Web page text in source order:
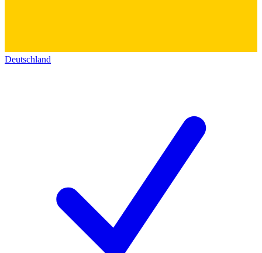
Deutschland